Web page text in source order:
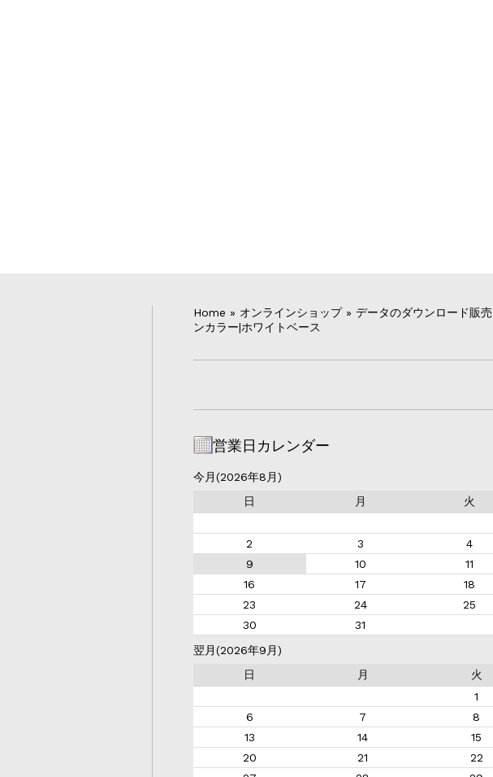
Home » オンラインショップ » データのダウンロード販売
ンカラー|ホワイトベース
営業日カレンダー
今月(2026年8月)
日
月 火
2
3 4
9
10 11
16
17 18
23
24 25
30
31
翌月(2026年9月)
日
月 火
1
6
7 8
13
14 15
20
21 22